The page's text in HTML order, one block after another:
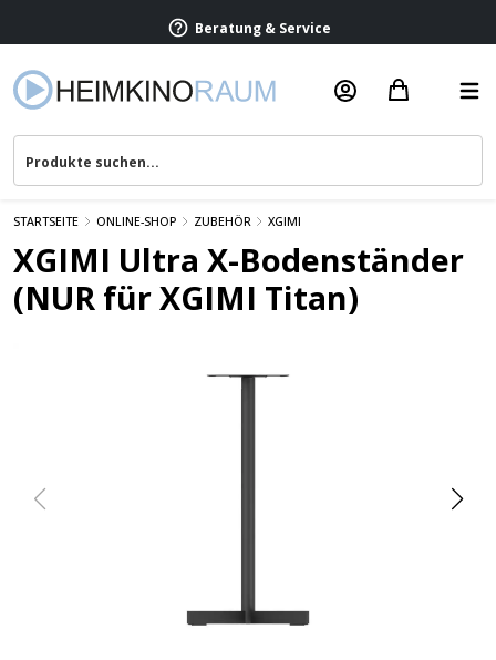
Beratung & Service
STARTSEITE ONLINE-SHOP ZUBEHÖR XGIMI
XGIMI Ultra X-Bodenständer
(NUR für XGIMI Titan)